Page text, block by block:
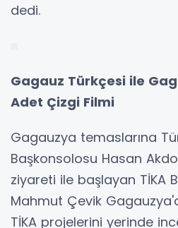
dedi.
Gagauz Türkçesi ile
Adet Çizgi Filmi
Gagauzya temaslarına
Başkonsolosu Hasan
ziyareti ile başlayan TİKA
Mahmut Çevik
TİKA projelerini yerinde